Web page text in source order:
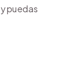
y puedas